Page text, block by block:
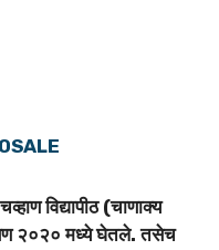
विद्यापीठ (चाणाक्य
२०२० मध्ये घेतले. तसेच